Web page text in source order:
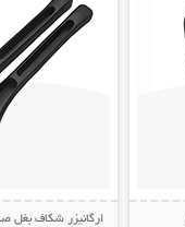
ارگانیزر شکاف بغل